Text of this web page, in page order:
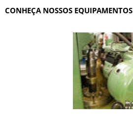
CONHEÇA NOSSOS EQUIPAMENTOS